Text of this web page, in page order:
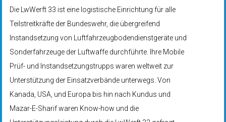
Die LwWerft 33 ist eine logistische Einrichtung für alle
Teilstreitkräfte der Bundeswehr, die übergreifend
Instandsetzung von Luftfahrzeugbodendienstgeräte und
Sonderfahrzeuge der Luftwaffe durchführte. Ihre Mobile
Prüf- und Instandsetzungstrupps waren weltweit zur
Unterstützung der Einsatzverbände unterwegs. Von
Kanada, USA, und Europa bis hin nach Kundus und
Mazar-E-Sharif waren Know-how und die